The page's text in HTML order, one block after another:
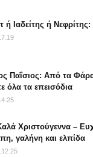
ή Ιαδείτης ή Νεφρίτης:
Παΐσιος: Από τα
όλα τα επεισόδια
Χριστούγεννα –
γαλήνη και ελπίδα